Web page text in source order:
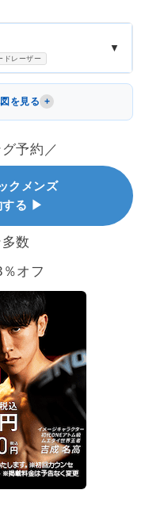
ドレーザー
▼
を見る
予約／
クメンズ
する ▶
数
オフ